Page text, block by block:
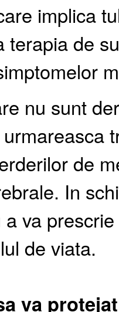
implica
terapia de
nu sunt
de
In
va
de viata.
va